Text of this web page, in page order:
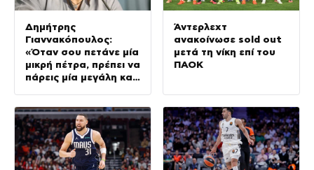
Δημήτρης
Γιαννακόπουλος:
«Όταν σου πετάνε μία
μικρή πέτρα, πρέπει να
πάρεις μία μεγάλη και
Άντερλεχτ
ανακοίνωσε sold out
μετά τη νίκη επί του
ΠΑΟΚ